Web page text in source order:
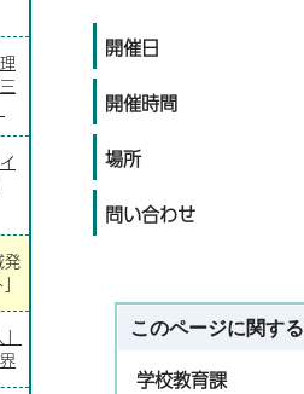
開催日
開催時間
場所
問い合わせ
このページに関する
学校教育課
発